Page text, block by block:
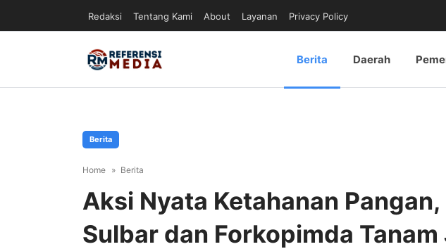
Redaksi Tentang Kami About Layanan Privacy Policy
Berita Daerah
Berita
Home Berita
Aksi Nyata Ketahanan
Sulbar dan Forkopimda